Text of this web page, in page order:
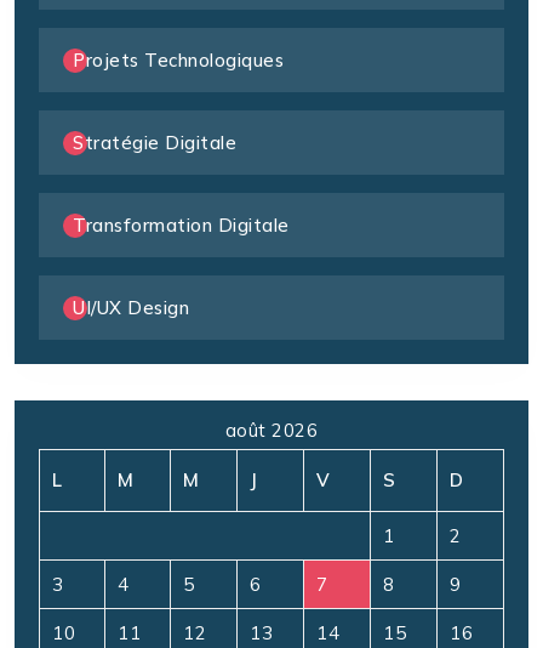
Projets Technologiques
Stratégie Digitale
Transformation Digitale
UI/UX Design
août 2026
L M M J V S D
1 2
3 4 5 6 7 8 9
10 11 12 13 14 15 16